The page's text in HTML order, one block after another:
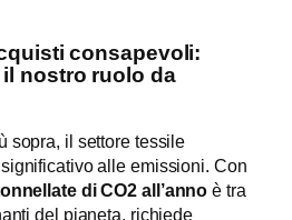
consapevoli:
nostro ruolo da
sopra, il settore tessile
alle emissioni. Con
di CO2 all’anno è tra
del pianeta, richiede